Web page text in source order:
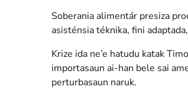
Soberania alimentár presiza
asisténsia téknika, fini
Krize ida ne’e hatudu katak
importasaun ai-han bele sai
perturbasaun naruk.